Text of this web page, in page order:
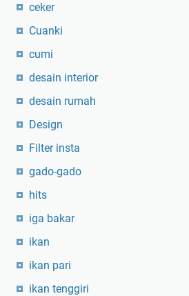
e
ceker
Cuanki
cumi
desain interior
desain rumah
Design
Filter insta
gado-gado
hits
iga bakar
ikan
ikan pari
ikan tenggiri